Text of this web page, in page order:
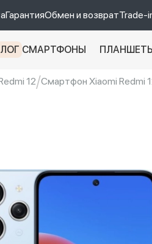
ГарантияОбмен и возвратTrade-
СМАРТФОНЫ
12 Смартфон Xiaomi Redmi